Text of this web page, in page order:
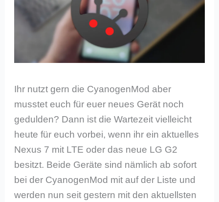
Ihr nutzt gern die CyanogenMod aber
musstet euch für euer neues Gerät noch
gedulden? Dann ist die Wartezeit vielleicht
heute für euch vorbei, wenn ihr ein aktuelles
Nexus 7 mit LTE oder das neue LG G2
besitzt. Beide Geräte sind nämlich ab sofort
bei der CyanogenMod mit auf der Liste und
werden nun seit gestern mit den aktuellsten